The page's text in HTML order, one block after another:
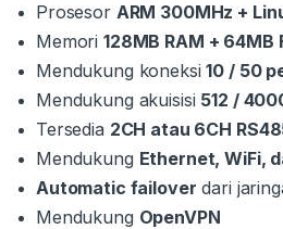
Prosesor ARM 300MHz +
Memori128MB RAM + 64MB
Mendukung koneksi10 / 50
Mendukung akuisisi 512 /
Tersedia 2CH atau 6CH
Mendukung Ethernet, WiFi,
Automatic failover dari
Mendukung OpenVPN